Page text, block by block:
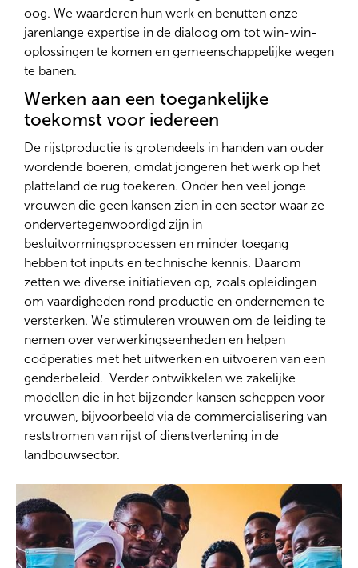
oog. We waarderen hun werk en benutten onze
jarenlange expertise in de dialoog om tot win-win-
oplossingen te komen en gemeenschappelijke wegen
te banen.
Werken aan een toegankelijke
toekomst voor iedereen
De rijstproductie is grotendeels in handen van ouder
wordende boeren, omdat jongeren het werk op het
platteland de rug toekeren. Onder hen veel jonge
vrouwen die geen kansen zien in een sector waar ze
ondervertegenwoordigd zijn in
besluitvormingsprocessen en minder toegang
hebben tot inputs en technische kennis. Daarom
zetten we diverse initiatieven op, zoals opleidingen
om vaardigheden rond productie en ondernemen te
versterken. We stimuleren vrouwen om de leiding te
nemen over verwerkingseenheden en helpen
coöperaties met het uitwerken en uitvoeren van een
genderbeleid. Verder ontwikkelen we zakelijke
modellen die in het bijzonder kansen scheppen voor
vrouwen, bijvoorbeeld via de commercialisering van
reststromen van rijst of dienstverlening in de
landbouwsector.